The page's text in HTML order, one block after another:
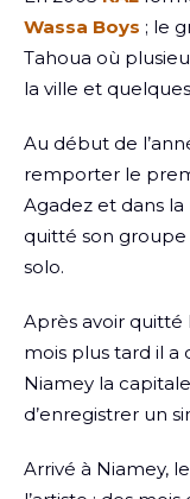
Wassa Boys ; le
Tahoua où
la ville et
Au début de
remporter le
Agadez et dans
quitté son
solo.
Après avoir quitté
mois plus tard il
Niamey la
d’enregistrer un
Arrivé à Niamey,